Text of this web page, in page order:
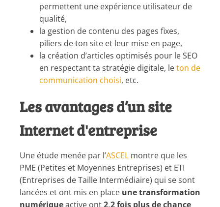
permettent une expérience utilisateur de
qualité,
la gestion de contenu des pages fixes,
piliers de ton site et leur mise en page,
la création d’articles optimisés pour le SEO
en respectant ta stratégie digitale, leton de
communication choisi, etc.
Les avantages d’un site
Internet d'entreprise
Une étude menée par l’ASCEL montre que les
PME (Petites et Moyennes Entreprises) et ETI
(Entreprises de Taille Intermédiaire) qui se sont
lancées et ont mis en place une transformation
numériqueactive ont2,2 fois plus de chance